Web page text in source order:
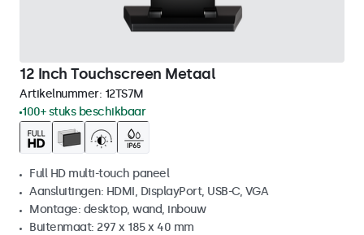
12 Inch Touchscreen Metaal
Artikelnummer: 12TS7M
100+ stuks beschikbaar
Full HD multi-touch paneel
Aansluitingen: HDMI, DisplayPort, USB-C, VGA
Montage: desktop, wand, inbouw
Buitenmaat: 297 x 185 x 40 mm